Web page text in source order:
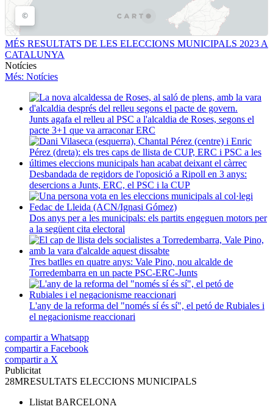
MÉS RESULTATS DE LES ELECCIONS MUNICIPALS 2023 A
CATALUNYA
Notícies
Més: Notícies
Junts agafa el relleu al PSC a l'alcaldia de Roses, segons el
pacte 3+1 que va arraconar ERC
Desbandada de regidors de l'oposició a Ripoll en 3 anys:
desercions a Junts, ERC, el PSC i la CUP
Dos anys per a les municipals: els partits engeguen motors per
a la següent cita electoral
Tres batlles en quatre anys: Vale Pino, nou alcalde de
Torredembarra en un pacte PSC-ERC-Junts
L'any de la reforma del "només sí és sí", el petó de Rubiales i
el negacionisme reaccionari
compartir a Whatsapp
compartir a Facebook
compartir a X
Publicitat
28MRESULTATS ELECCIONS MUNICIPALS
Llistat BARCELONA